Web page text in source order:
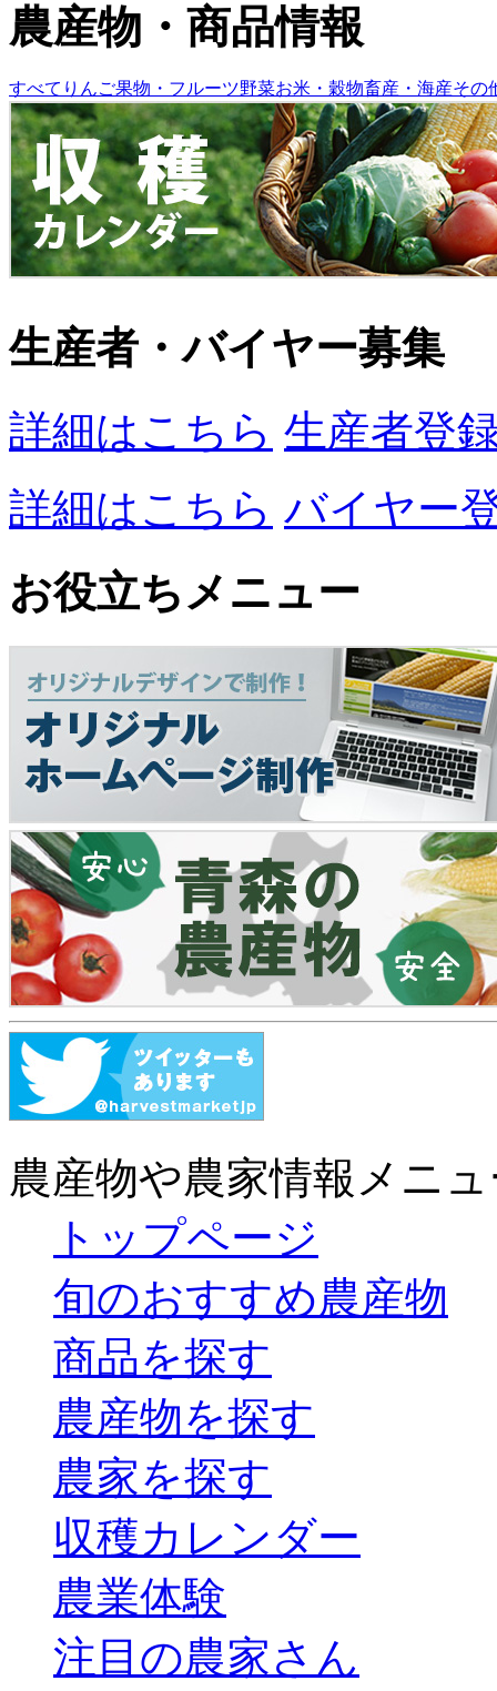
農産物・商品情報
すべて りんご果物・フルーツ野菜お米・穀物畜産・海産その
生産者・バイヤー募集
詳細はこちら 生産者登
詳細はこちら バイヤー
お役立ちメニュー
農産物や農家情報メニ
トップページ
旬のおすすめ農産物
商品を探す
農産物を探す
農家を探す
収穫カレンダー
農業体験
注目の農家さん